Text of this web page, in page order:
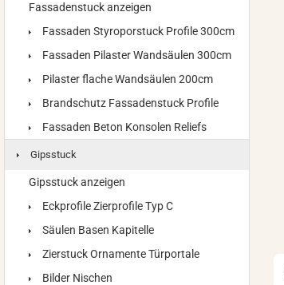
Fassadenstuck anzeigen
Fassaden Styroporstuck Profile 300cm
Fassaden Pilaster Wandsäulen 300cm
Pilaster flache Wandsäulen 200cm
Brandschutz Fassadenstuck Profile
Fassaden Beton Konsolen Reliefs
Gipsstuck
Gipsstuck anzeigen
Eckprofile Zierprofile Typ C
Säulen Basen Kapitelle
Zierstuck Ornamente Türportale
Bilder Nischen